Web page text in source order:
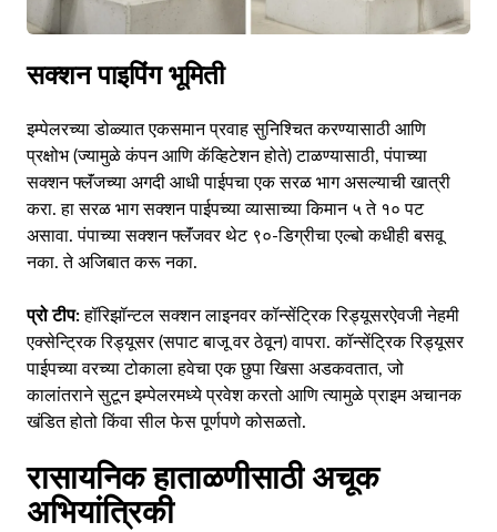
सक्शन पाइपिंग भूमिती
इम्पेलरच्या डोळ्यात एकसमान प्रवाह सुनिश्चित करण्यासाठी आणि
प्रक्षोभ (ज्यामुळे कंपन आणि कॅव्हिटेशन होते) टाळण्यासाठी, पंपाच्या
सक्शन फ्लॅंजच्या अगदी आधी पाईपचा एक सरळ भाग असल्याची खात्री
करा. हा सरळ भाग सक्शन पाईपच्या व्यासाच्या किमान ५ ते १० पट
असावा. पंपाच्या सक्शन फ्लॅंजवर थेट ९०-डिग्रीचा एल्बो कधीही बसवू
नका. ते अजिबात करू नका.
प्रो टीप:हॉरिझॉन्टल सक्शन लाइनवर कॉन्सेंट्रिक रिड्यूसरऐवजी नेहमी
एक्सेन्ट्रिक रिड्यूसर (सपाट बाजू वर ठेवून) वापरा. कॉन्सेंट्रिक रिड्यूसर
पाईपच्या वरच्या टोकाला हवेचा एक छुपा खिसा अडकवतात, जो
कालांतराने सुटून इम्पेलरमध्ये प्रवेश करतो आणि त्यामुळे प्राइम अचानक
खंडित होतो किंवा सील फेस पूर्णपणे कोसळतो.
रासायनिक हाताळणीसाठी अचूक
अभियांत्रिकी